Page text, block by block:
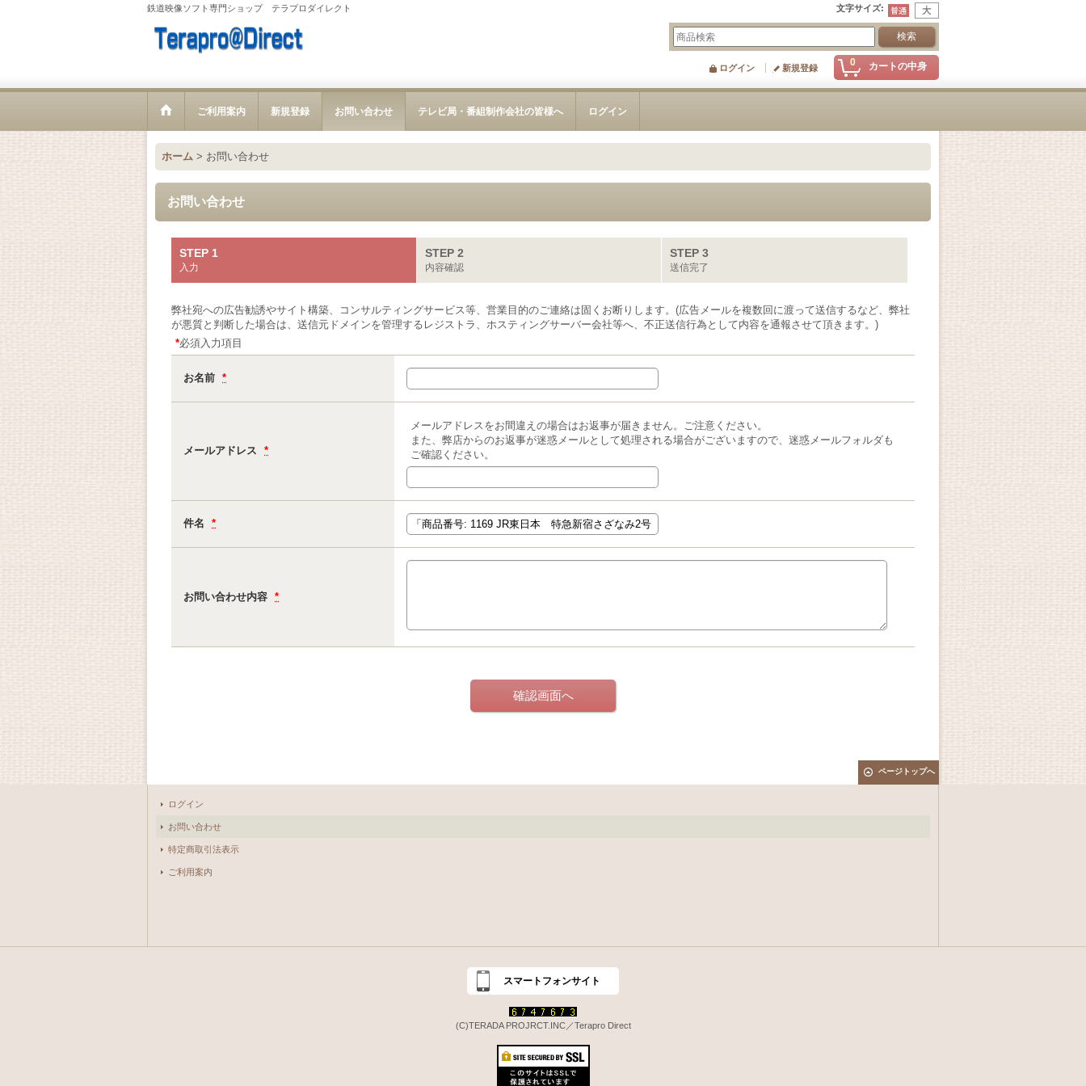
鉄道映像ソフト専門ショップ テラプロダイレクト 文字サイズ:
0 カートの中身
ログイン 新規登録
ご利用案内 新規登録 お問い合わせ テレビ局・番組制作会社の皆様へ ログイン
ホーム > お問い合わせ
お問い合わせ
STEP 1
入力
STEP 2
内容確認
STEP 3
送信完了
弊社宛への広告勧誘やサイト構築、コンサルティングサービス等、営業目的のご連絡は固くお断りします。(広告メールを複数回に渡って送信するなど、弊社
が悪質と判断した場合は、送信元ドメインを管理するレジストラ、ホスティングサーバー会社等へ、不正送信行為として内容を通報させて頂きます。)
*必須入力項目
お名前 *
メールアドレス *
メールアドレスをお間違えの場合はお返事が届きません。ご注意ください。
また、弊店からのお返事が迷惑メールとして処理される場合がございますので、迷惑メールフォルダも
ご確認ください。
件名 *
お問い合わせ内容 *
ページトップへ
ログイン
お問い合わせ
特定商取引法表示
ご利用案内
スマートフォンサイト
(C)TERADA PROJRCT.INC／Terapro Direct